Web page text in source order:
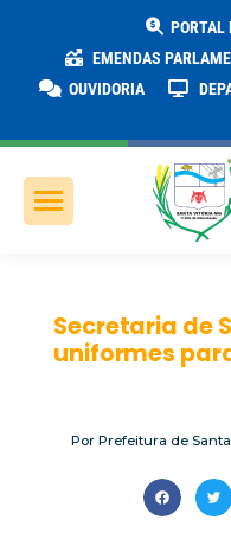
PORTAL
EMENDAS
OUVIDORIA
Secretaria de
uniformes
Por Prefeitura de